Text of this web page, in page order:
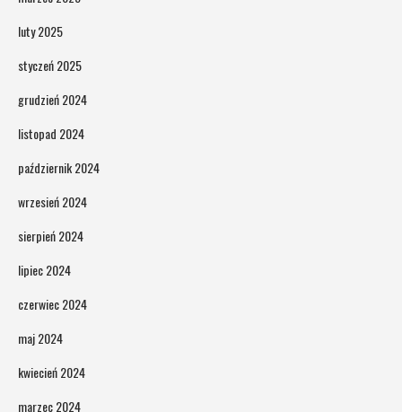
luty 2025
styczeń 2025
grudzień 2024
listopad 2024
październik 2024
wrzesień 2024
sierpień 2024
lipiec 2024
czerwiec 2024
maj 2024
kwiecień 2024
marzec 2024